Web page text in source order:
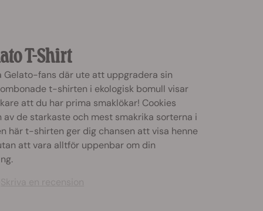
T-Shirt
Gelato-fans där ute att uppgradera sin
t-shirten i ekologisk bomull visar
att du har prima smaklökar! Cookies
av de starkaste och mest smakrika sorterna i
här t-shirten ger dig chansen att visa henne
att vara alltför uppenbar om din